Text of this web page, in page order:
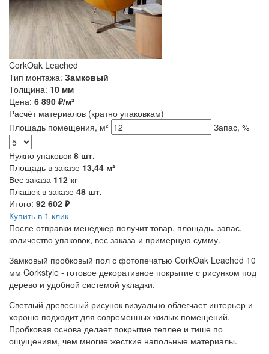
CorkOak Leached
Тип монтажа: Замковый
Толщина: 10 мм
Цена: 6 890 ₽/м²
Расчёт материалов (кратно упаковкам)
Площадь помещения, м²
Запас, %
Нужно упаковок 8 шт.
Площадь в заказе 13,44 м²
Вес заказа 112 кг
Плашек в заказе 48 шт.
Итого: 92 602 ₽
Купить в 1 клик
После отправки менеджер получит товар, площадь, запас,
количество упаковок, вес заказа и примерную сумму.
Замковый пробковый пол с фотопечатью CorkOak Leached 10
мм Corkstyle - готовое декоративное покрытие с рисунком под
дерево и удобной системой укладки.
Светлый древесный рисунок визуально облегчает интерьер и
хорошо подходит для современных жилых помещений.
Пробковая основа делает покрытие теплее и тише по
ощущениям, чем многие жесткие напольные материалы.